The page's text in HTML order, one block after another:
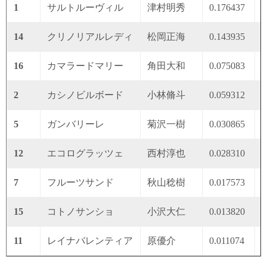
1 サルトルーヴィル 津村明秀 0.176437
14 クリノリアルレディ 松岡正海 0.143935
16 カマラードマリー 角田大和 0.075083
2 カシノビルボード 小林脩斗 0.059312
5 ガンバリーレ 菊沢一樹 0.030865
12 エコログラッツェ 西村淳也 0.028310
7 フルーツサンド 秋山稔樹 0.017573
15 コトノサンショ 小沢大仁 0.013820
11 レイナバレンティア 原優介 0.011074